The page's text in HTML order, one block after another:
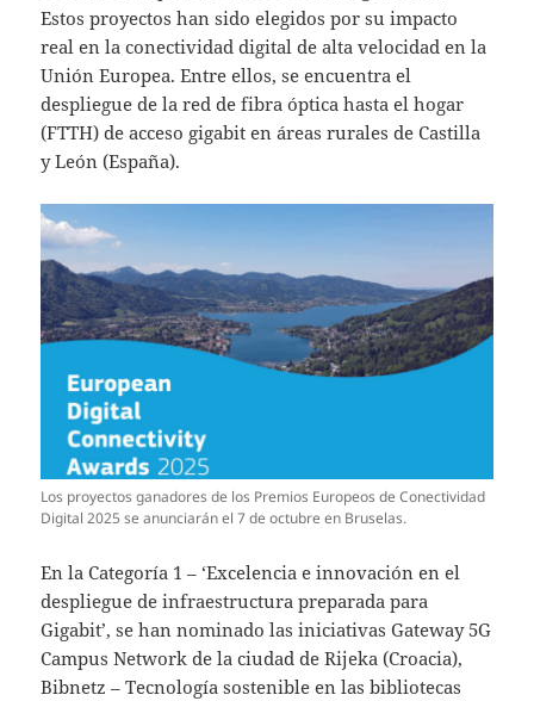
Estos proyectos han sido elegidos por su impacto
real en la conectividad digital de alta velocidad en la
Unión Europea. Entre ellos, se encuentra el
despliegue de la red de fibra óptica hasta el hogar
(FTTH) de acceso gigabit en áreas rurales de Castilla
y León (España).
Los proyectos ganadores de los Premios Europeos de Conectividad
Digital 2025 se anunciarán el 7 de octubre en Bruselas.
En la Categoría 1 – ‘Excelencia e innovación en el
despliegue de infraestructura preparada para
Gigabit’, se han nominado las iniciativas Gateway 5G
Campus Network de la ciudad de Rijeka (Croacia),
Bibnetz – Tecnología sostenible en las bibliotecas